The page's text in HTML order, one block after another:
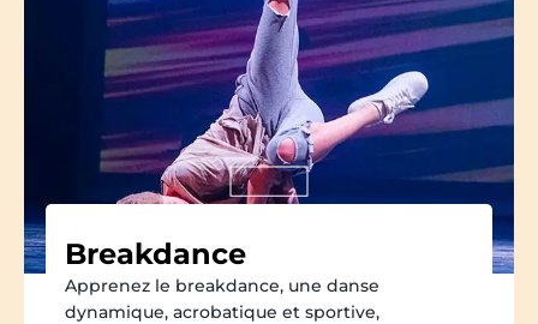
Breakdance
Apprenez le breakdance, une danse
dynamique, acrobatique et sportive,